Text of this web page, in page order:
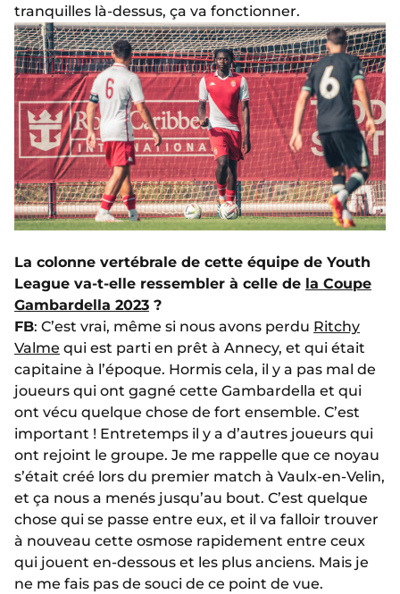
tranquilles là-dessus, ça va fonctionner.
La colonne vertébrale de cette équipe de Youth
League va-t-elle ressembler à celle de la Coupe
Gambardella 2023 ?
FB: C’est vrai, même si nous avons perdu Ritchy
Valme qui est parti en prêt à Annecy, et qui était
capitaine à l’époque. Hormis cela, il y a pas mal de
joueurs qui ont gagné cette Gambardella et qui
ont vécu quelque chose de fort ensemble. C’est
important ! Entretemps il y a d’autres joueurs qui
ont rejoint le groupe. Je me rappelle que ce noyau
s’était créé lors du premier match à Vaulx-en-Velin,
et ça nous a menés jusqu’au bout. C’est quelque
chose qui se passe entre eux, et il va falloir trouver
à nouveau cette osmose rapidement entre ceux
qui jouent en-dessous et les plus anciens. Mais je
ne me fais pas de souci de ce point de vue.